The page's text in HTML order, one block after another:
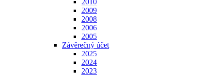
2010
2009
2008
2006
2005
Závěrečný účet
2025
2024
2023